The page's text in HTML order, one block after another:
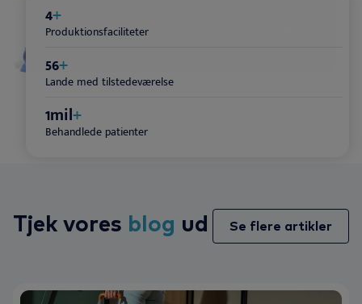
4+
Produktionsfaciliteter
70+
Lande med tilstedeværelse
1mil+
Behandlede patienter
Tjek vores blog ud Se flere artikler